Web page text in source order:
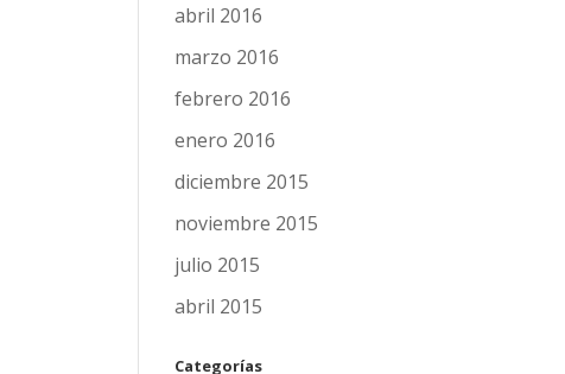
abril 2016
marzo 2016
febrero 2016
enero 2016
diciembre 2015
noviembre 2015
julio 2015
abril 2015
Categorías